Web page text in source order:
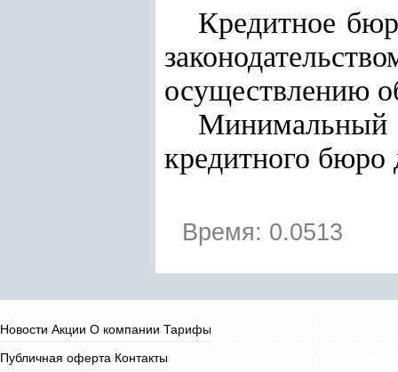
Кредитное
осуществлению
Минимальный
кредитного бюро
Время: 0.0513
Новости Акции О компании Тарифы
Публичная оферта Контакты